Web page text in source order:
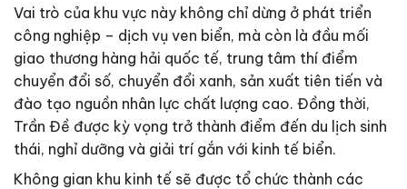
Vai trò của khu vực này không chỉ dừng ở phát triển
công nghiệp – dịch vụ ven biển, mà còn là đầu mối
giao thương hàng hải quốc tế, trung tâm thí điểm
chuyển đổi số, chuyển đổi xanh, sản xuất tiên tiến và
đào tạo nguồn nhân lực chất lượng cao. Đồng thời,
Trần Đề được kỳ vọng trở thành điểm đến du lịch sinh
thái, nghỉ dưỡng và giải trí gắn với kinh tế biển.
Không gian khu kinh tế sẽ được tổ chức thành các